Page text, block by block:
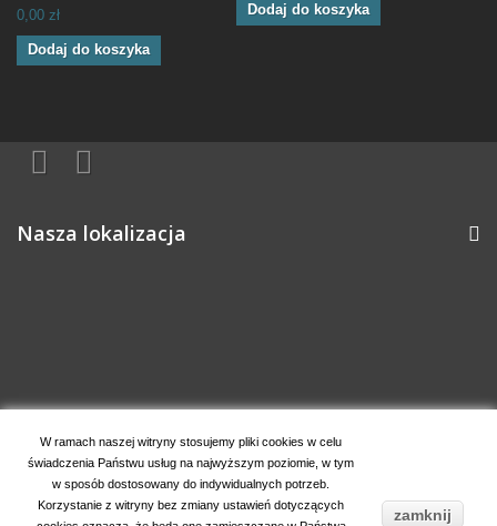
0,00 zł
Dodaj do koszyka
Dodaj do koszyka
W ramach naszej witryny stosujemy pliki cookies w celu
świadczenia Państwu usług na najwyższym poziomie, w tym
w sposób dostosowany do indywidualnych potrzeb.
Korzystanie z witryny bez zmiany ustawień dotyczących
zamknij
Nasza lokalizacja
Moje konto